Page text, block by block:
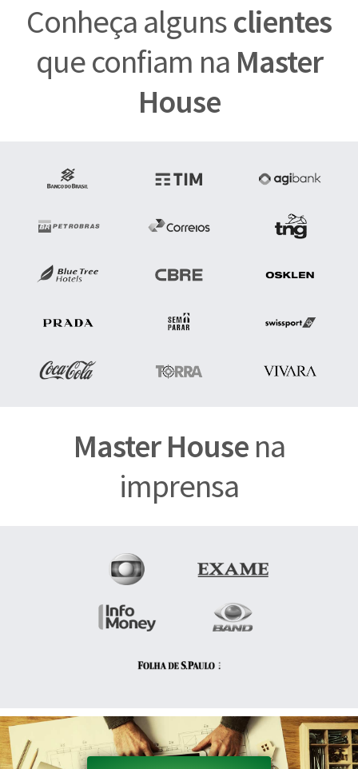
Conheça algunsclientes
que confiam na Master
House
Master Housena
imprensa